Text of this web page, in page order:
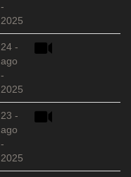
-
2025
24 -
ago
-
2025
23 -
ago
-
2025